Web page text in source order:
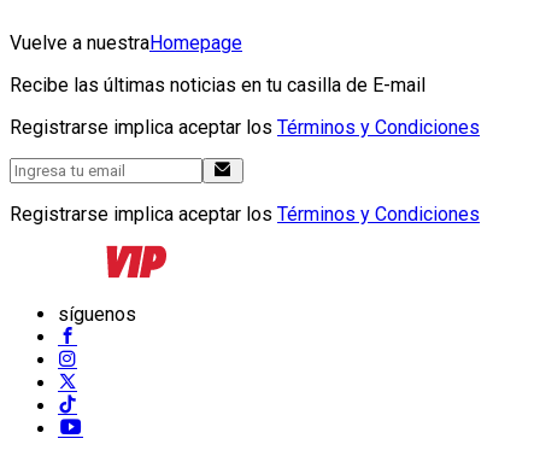
Vuelve a nuestraHomepage
Recibe las últimas noticias en tu casilla de E-mail
Registrarse implica aceptar los Términos y Condiciones
Registrarse implica aceptar los Términos y Condiciones
síguenos